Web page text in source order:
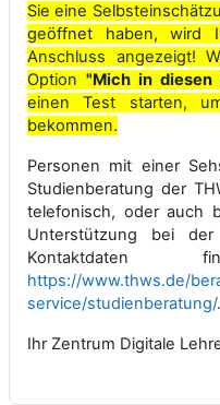
Sie eine
geöffnet haben, wird
Anschluss angezeigt!
Option "Mich in diesen
einen Test starten,
bekommen.
Personen mit einer
Studienberatung der
telefonisch, oder auch
Unterstützung bei der
https://www.thws.de/
service/studienberatung/.
Ihr Zentrum Digitale